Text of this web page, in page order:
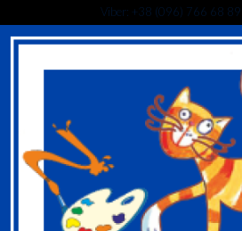
Viber: +38 (096) 766 68